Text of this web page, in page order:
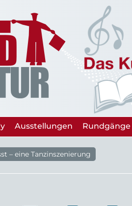
Ausstellungen Rundgänge
– eine Tanzinszenierung